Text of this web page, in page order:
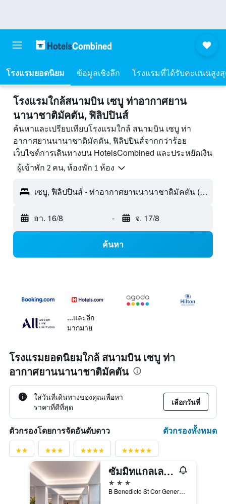
โรงแรมยอดนิยม ข้อมูลเชิงลึก โรงแรมที่ได้รับคะแนนสูง
โรงแรมใกล้สนามบิน เซบู ท่าอากาศยาน
นานาชาติมัคตัน, ฟิลิปปินส์
ค้นหาและเปรียบเทียบโรงแรมใกล้ สนามบิน เซบู ท่า
อากาศยานนานาชาติมัคตัน, ฟิลิปปินส์จากกว่าร้อย
เว็บไซต์การเดินทางบน HotelsCombined และประหยัดเงิน
ผู้เข้าพัก 2 คน, ห้องพัก 1 ห้อง
เซบู, ฟิลิปปินส์ - ท่าอากาศยานนานาชาติมัคตัน (CEB)
อา. 16/8 - จ. 17/8
ค้นหา
...และอีก
มากมาย
โรงแรมยอดนิยมใกล้ สนามบิน เซบู ท่า
อากาศยานนานาชาติมัคตัน
ใส่วันที่เดินทางของคุณเพื่อหา
ราคาที่ดีที่สุด
เลือกวันที่
ตัวกรองโดยการจัดอันดับดาว ตัวกรองทั้งหมด
ซัมมิทแกลเลอเรีย เซบู
3 ดาว
B Benedicto St Cor General Maxilom Avenue Ext, เซบู, ฟิลิปปินส์